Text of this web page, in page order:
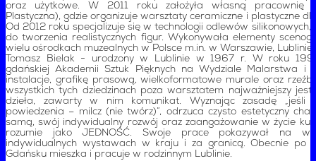
oraz użytkowe. W 2011 roku założyła własną pracownię
Plastyczna), gdzie organizuje warsztaty ceramiczne i plastyczne
Od 2012 roku specjalizuje się w technologii odlewów silikonowych,
do tworzenia realistycznych figur. Wykonywała elementy
wielu ośrodkach muzealnych w Polsce m.in. w Warszawie, Lublinie
Tomasz Bielak - urodzony w Lublinie w 1967 r. W roku
gdańskiej Akademii Sztuk Pięknych na Wydziale Malarstwa i
instalacje, grafikę prasową, wielkoformatowe murale oraz
wszystkich tych dziedzinach poza warsztatem najważniejszy
dzieła, zawarty w nim komunikat. Wyznając zasadę
powiedzenia – milcz (nie twórz)”, odrzuca czysto estetyczny
samą, swój indywidualny rozwój oraz zaangażowanie w życie
rozumie jako JEDNOŚĆ. Swoje prace pokazywał na
indywidualnych wystawach w kraju i za granicą. Obecnie po
Gdańsku mieszka i pracuje w rodzinnym Lublinie.